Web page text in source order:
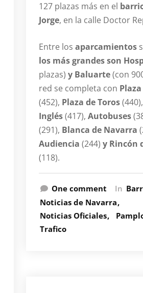
127 plazas más en el
Jorge, en la calle Doctor
Entre los aparcamientos
los más grandes son
plazas) y Baluarte(con
red se completa con
(452), Plaza de Toros(440),
Inglés(417), Autobuses
(291), Blanca de Navarra
Audiencia (244) y Rincón
(118).
One comment In
Noticias de Navarra
Noticias Oficiales
Trafico